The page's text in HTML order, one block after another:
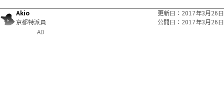
Akio
京都特派員
更新日
2017年3月26日
公開日
2017年3月26日
AD